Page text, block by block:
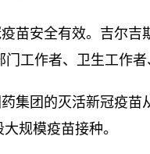
苗安全有效。吉尔
工作者、卫生工作者
集团的灭活新冠疫苗
规模疫苗接种。